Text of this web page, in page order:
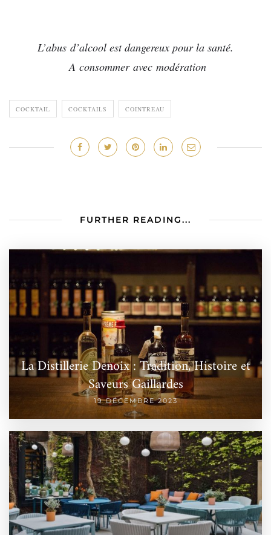
L’abus d’alcool est dangereux pour la santé.
A consommer avec modération
COCKTAIL COCKTAILS COINTREAU
FURTHER READING...
La Distillerie Denoix : Tradition, Histoire et
Saveurs Gaillardes
19 DÉCEMBRE 2023